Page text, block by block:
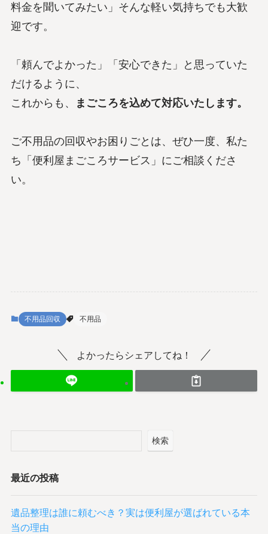
料金を聞いてみたい」そんな軽い気持ちでも大歓
迎です。
「頼んでよかった」「安心できた」と思っていた
だけるように、
これからも、
まごころを込めて対応いたします。
ご不用品の回収やお困りごとは、ぜひ一度、私た
ち「便利屋まごころサービス」にご相談くださ
い。
不用品回収 不用品
よかったらシェアしてね！
検索
最近の投稿
遺品整理は誰に頼むべき？実は便利屋が選ばれている本
当の理由